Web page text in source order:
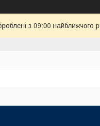
з 09:00 найближчого